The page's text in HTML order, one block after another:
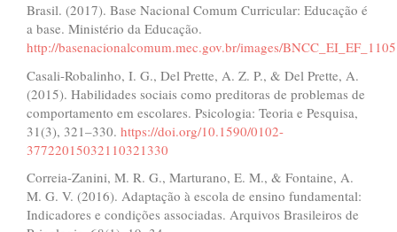
Brasil. (2017). Base Nacional Comum Curricular: Educação é
a base. Ministério da Educação.
http://basenacionalcomum.mec.gov.br/images/
Casali-Robalinho, I. G., Del Prette, A. Z. P., & Del Prette, A.
(2015). Habilidades sociais como preditoras de problemas de
comportamento em escolares. Psicologia: Teoria e Pesquisa,
31(3), 321–330. https://doi.org/10.1590/0102-
37722015032110321330
Correia-Zanini, M. R. G., Marturano, E. M., & Fontaine, A.
M. G. V. (2016). Adaptação à escola de ensino fundamental:
Indicadores e condições associadas. Arquivos Brasileiros de